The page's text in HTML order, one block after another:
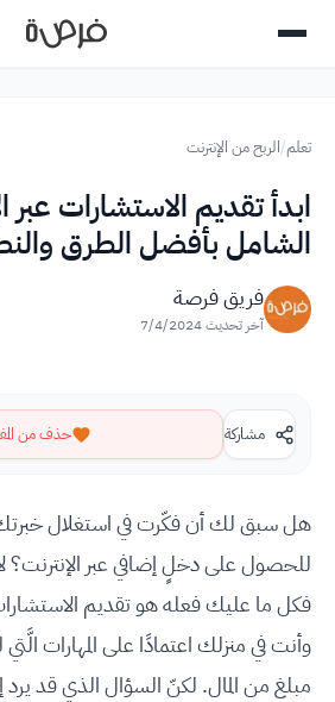
تعلم/الربح من الإنترنت
ابدأ تقديم الاستشارات عبر
الشامل بأفضل الطرق
فريق فرصة
آخر تحديث7/4/2024
مشاركة حذف من
هل سبق لك أن فكّرت في استغلال
للحصول على دخلٍ إضافي عبر الإنترنت؟
فكل ما عليك فعله هو تقديم
وأنت في منزلك اعتمادًا على المهارات
مبلغ من المال. لكنّ السؤال الذي قد